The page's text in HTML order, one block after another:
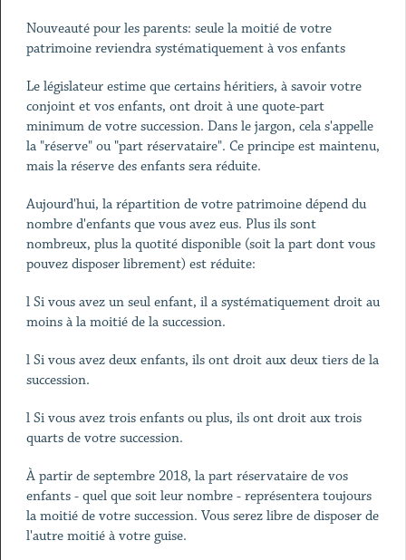
Nouveauté pour les parents: seule la moitié de votre
patrimoine reviendra systématiquement à vos enfants
Le législateur estime que certains héritiers, à savoir votre
conjoint et vos enfants, ont droit à une quote-part
minimum de votre succession. Dans le jargon, cela s'appelle
la "réserve" ou "part réservataire". Ce principe est maintenu,
mais la réserve des enfants sera réduite.
Aujourd'hui, la répartition de votre patrimoine dépend du
nombre d'enfants que vous avez eus. Plus ils sont
nombreux, plus la quotité disponible (soit la part dont vous
pouvez disposer librement) est réduite:
l Si vous avez un seul enfant, il a systématiquement droit au
moins à la moitié de la succession.
l Si vous avez deux enfants, ils ont droit aux deux tiers de la
succession.
l Si vous avez trois enfants ou plus, ils ont droit aux trois
quarts de votre succession.
À partir de septembre 2018, la part réservataire de vos
enfants - quel que soit leur nombre - représentera toujours
la moitié de votre succession. Vous serez libre de disposer de
l'autre moitié à votre guise.